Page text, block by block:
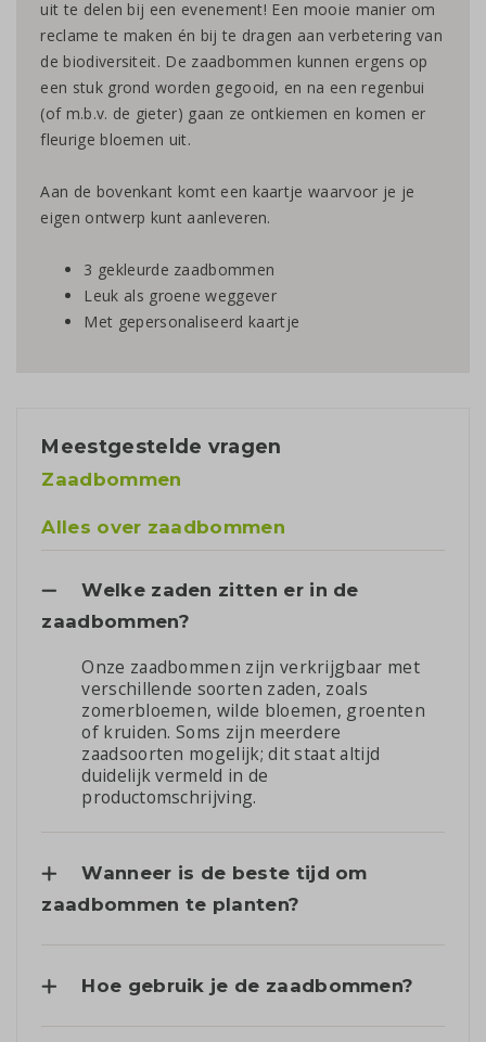
uit te delen bij een evenement! Een mooie manier om
reclame te maken én bij te dragen aan verbetering van
de biodiversiteit. De zaadbommen kunnen ergens op
een stuk grond worden gegooid, en na een regenbui
(of m.b.v. de gieter) gaan ze ontkiemen en komen er
fleurige bloemen uit.
Aan de bovenkant komt een kaartje waarvoor je je
eigen ontwerp kunt aanleveren.
3 gekleurde zaadbommen
Leuk als groene weggever
Met gepersonaliseerd kaartje
Meestgestelde vragen
Zaadbommen
Alles over zaadbommen
Welke zaden zitten er in de
zaadbommen?
Onze zaadbommen zijn verkrijgbaar met
verschillende soorten zaden, zoals
zomerbloemen, wilde bloemen, groenten
of kruiden. Soms zijn meerdere
zaadsoorten mogelijk; dit staat altijd
duidelijk vermeld in de
productomschrijving.
Wanneer is de beste tijd om
zaadbommen te planten?
Hoe gebruik je de zaadbommen?